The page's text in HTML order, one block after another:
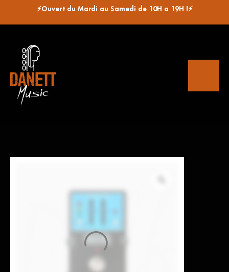
⚡Ouvert du Mardi au Samedi de 10H a 19H !⚡